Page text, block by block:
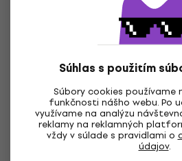
Súhlas s použitím
Súbory cookies používame
funkčnosti nášho webu. Po
využívame na analýzu
reklamy na reklamných
vždy v súlade s pravidlami o
údajov.